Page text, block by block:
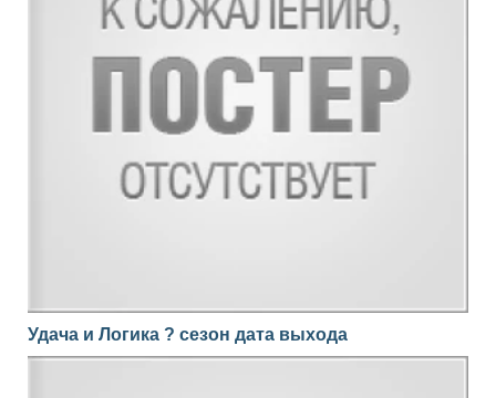
Удача и Логика ? сезон дата выхода